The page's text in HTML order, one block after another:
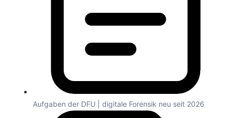
Aufgaben der DFU | digitale Forensik neu seit 2026